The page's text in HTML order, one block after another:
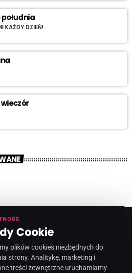
KAŻDY DZIEŃ!
SPÓŁKA Z O.O
Cookie
plików cookies niezbędnych do
strony. Analitykę, marketing i
treści zewnętrzne uruchamiamy